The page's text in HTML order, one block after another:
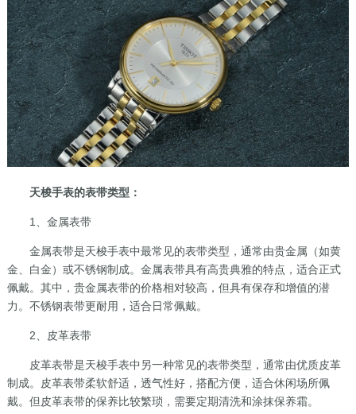
天梭手表的表带类型：
1、金属表带
金属表带是天梭手表中最常见的表带类型，通常由贵金属（如黄
金、白金）或不锈钢制成。金属表带具有高贵典雅的特点，适合正式
佩戴。其中，贵金属表带的价格相对较高，但具有保存和增值的潜
力。不锈钢表带更耐用，适合日常佩戴。
2、皮革表带
皮革表带是天梭手表中另一种常见的表带类型，通常由优质皮革
制成。皮革表带柔软舒适，透气性好，搭配方便，适合休闲场所佩
戴。但皮革表带的保养比较繁琐，需要定期清洗和涂抹保养霜。